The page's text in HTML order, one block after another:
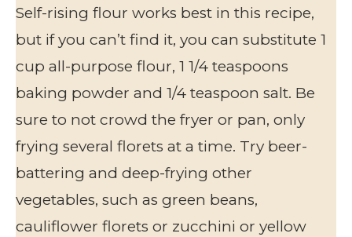
Self-rising flour works best in this recipe,
but if you can’t find it, you can substitute 1
cup all-purpose flour, 1 1/4 teaspoons
baking powder and 1/4 teaspoon salt. Be
sure to not crowd the fryer or pan, only
frying several florets at a time. Try beer-
battering and deep-frying other
vegetables, such as green beans,
cauliflower florets or zucchini or yellow